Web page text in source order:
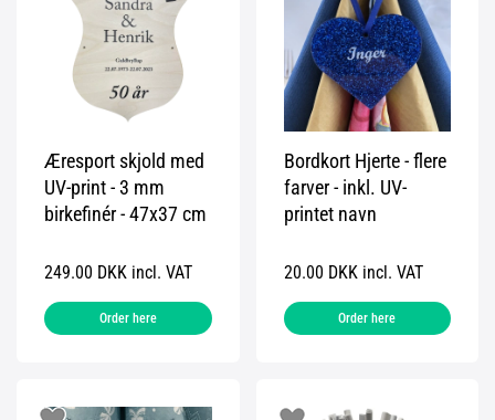
Æresport skjold med
UV-print - 3 mm
birkefinér - 47x37 cm
249.00 DKK incl. VAT
Order here
Bordkort Hjerte - flere
farver - inkl. UV-
printet navn
20.00 DKK incl. VAT
Order here